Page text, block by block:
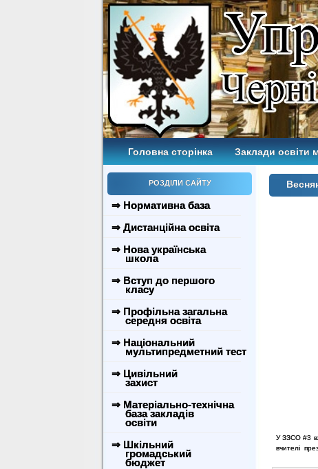
Головна сторінка Заклади освіти
РОЗДІЛИ САЙТУ
⇒ Нормативна база
⇒ Дистанційна освіта
⇒ Нова українська
школа
⇒ Вступ до першого
класу
⇒ Профільна загальна
середня освіта
⇒ Національний
мультипредметний тест
⇒ Цивільний
захист
⇒ Матеріально-технічна
база закладів
освіти
⇒ Шкільний
громадський
бюджет
У ЗЗСО #3
вчителі